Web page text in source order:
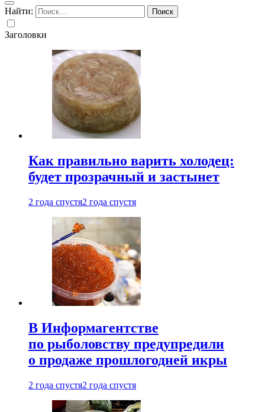
Найти:
Заголовки
Как правильно варить холодец:
будет прозрачный и застынет
2 года спустя2 года спустя
В Информагентстве
по рыболовству предупредили
о продаже прошлогодней икры
2 года спустя2 года спустя